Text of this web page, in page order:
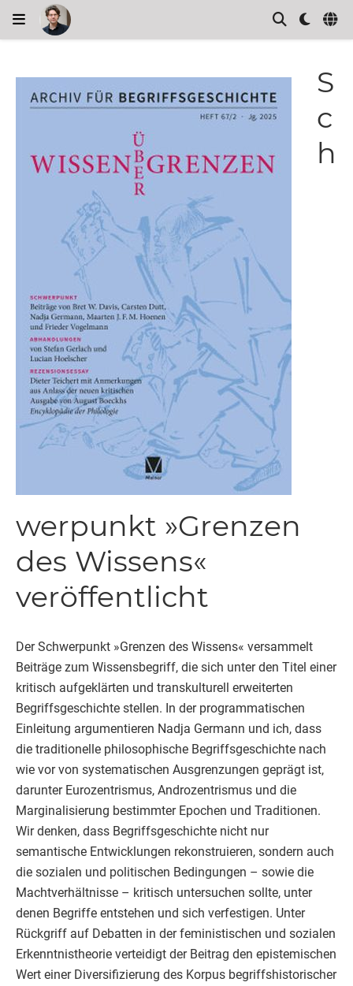
S
c
h
werpunkt »Grenzen
des Wissens«
veröffentlicht
Der Schwerpunkt »Grenzen des Wissens« versammelt
Beiträge zum Wissensbegriff, die sich unter den Titel einer
kritisch aufgeklärten und transkulturell erweiterten
Begriffsgeschichte stellen. In der programmatischen
Einleitung argumentieren Nadja Germann und ich, dass
die traditionelle philosophische Begriffsgeschichte nach
wie vor von systematischen Ausgrenzungen geprägt ist,
darunter Eurozentrismus, Androzentrismus und die
Marginalisierung bestimmter Epochen und Traditionen.
Wir denken, dass Begriffsgeschichte nicht nur
semantische Entwicklungen rekonstruieren, sondern auch
die sozialen und politischen Bedingungen – sowie die
Machtverhältnisse – kritisch untersuchen sollte, unter
denen Begriffe entstehen und sich verfestigen. Unter
Rückgriff auf Debatten in der feministischen und sozialen
Erkenntnistheorie verteidigt der Beitrag den epistemischen
Wert einer Diversifizierung des Korpus begriffshistorischer